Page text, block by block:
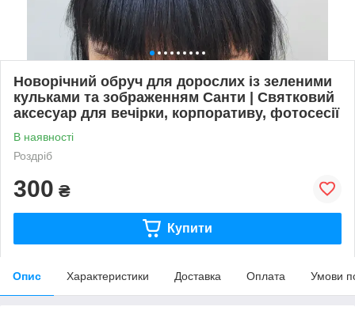
Новорічний обруч для дорослих із зеленими
кульками та зображенням Санти | Святковий
аксесуар для вечірки, корпоративу, фотосесії
В наявності
Роздріб
300 ₴
Купити
Опис Характеристики Доставка Оплата Умови